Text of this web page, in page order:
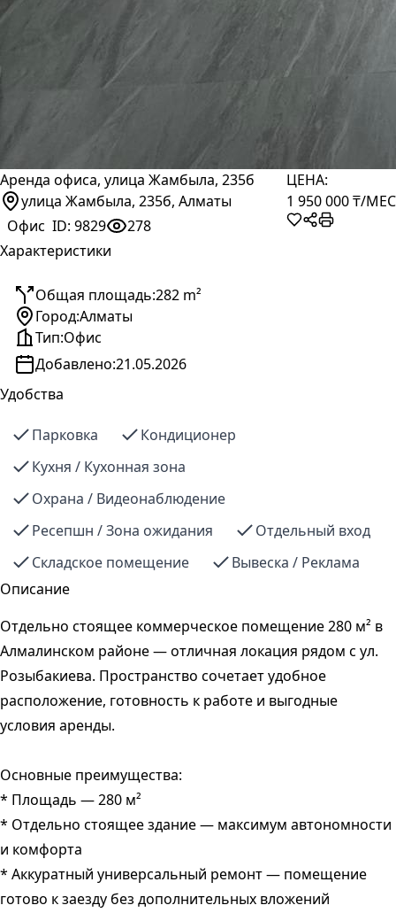
Аренда офиса, улица Жамбыла, 235б
улица Жамбыла, 235б, Алматы
Офис ID: 9829 278
ЦЕНА:
1 950 000 ₸/МЕС
Характеристики
Общая площадь:282 m²
Город:Алматы
Тип:Офис
Добавлено:21.05.2026
Удобства
Парковка
Кондиционер
Кухня / Кухонная зона
Охрана / Видеонаблюдение
Ресепшн / Зона ожидания
Отдельный вход
Складское помещение
Вывеска / Реклама
Описание
Отдельно стоящее коммерческое помещение 280 м² в
Алмалинском районе — отличная локация рядом с ул.
Розыбакиева. Пространство сочетает удобное
расположение, готовность к работе и выгодные
условия аренды.
Основные преимущества:
* Площадь — 280 м²
* Отдельно стоящее здание — максимум автономности
и комфорта
* Аккуратный универсальный ремонт — помещение
готово к заезду без дополнительных вложений